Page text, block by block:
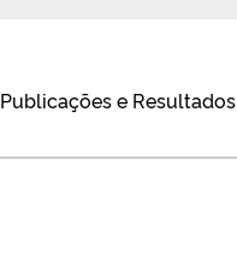
Publicações e Resultados